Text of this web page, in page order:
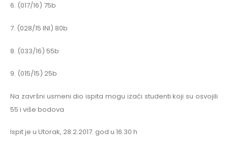
6. (017/16) 75b
7. (028/15 INI) 80b
8. (033/16) 55b
9. (015/15) 25b
Na završni usmeni dio ispita mogu izaći studenti koji su osvojili
55 i više bodova
Ispit je u Utorak, 28.2.2017. god u 16.30 h